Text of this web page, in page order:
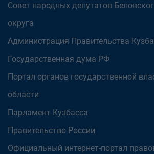
Совет народных депутатов
округа
Администрация Правительства
Государственная дума РФ
Портал органов государственной
области
Парламент Кузбасса
Правительство России
Официальный интернет-портал